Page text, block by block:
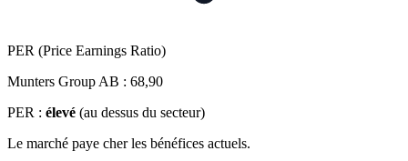
PER (Price Earnings Ratio)
Munters Group AB : 68,90
PER : élevé (au dessus du secteur)
Le marché paye cher les bénéfices actuels.